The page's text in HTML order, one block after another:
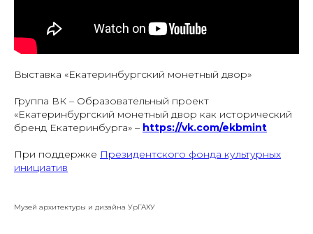
Выставка «Екатеринбургский монетный двор»
Группа ВК – Образовательный проект
«Екатеринбургский монетный двор как исторический
бренд Екатеринбурга» – https://vk.com/ekbmint
При поддержке Президентского фонда культурных
инициатив
Музей архитектуры и дизайна УрГАХУ